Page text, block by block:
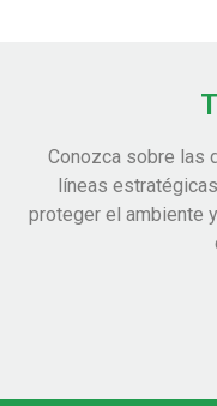
Conozca sobre las
líneas
proteger el ambiente